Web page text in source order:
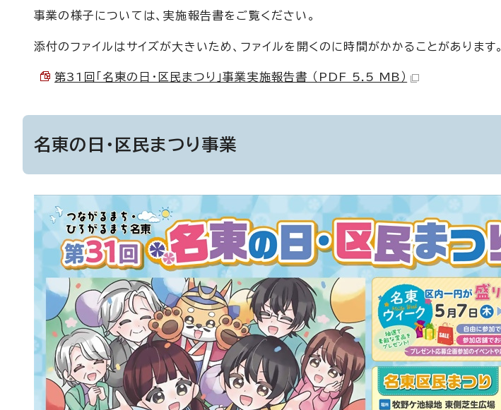
事業の様子については、実施報告書をご覧ください。
添付のファイルはサイズが大きいため、ファイルを開くのに時間がかかることがあります。
第31回「名東の日・区民まつり」事業実施報告書 （PDF 5.5 MB）
名東の日・区民まつり事業